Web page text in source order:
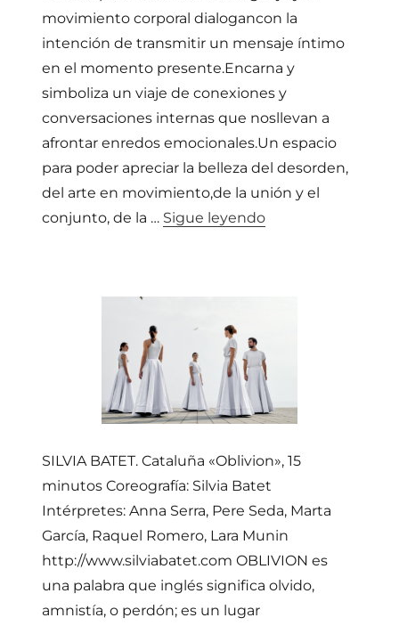
movimiento corporal dialogancon la
intención de transmitir un mensaje íntimo
en el momento presente.Encarna y
simboliza un viaje de conexiones y
conversaciones internas que nosllevan a
afrontar enredos emocionales.Un espacio
para poder apreciar la belleza del desorden,
del arte en movimiento,de la unión y el
conjunto, de la … Sigue leyendo
SILVIA BATET. Cataluña «Oblivion», 15
minutos Coreografía: Silvia Batet
Intérpretes: Anna Serra, Pere Seda, Marta
García, Raquel Romero, Lara Munin
http://www.silviabatet.com OBLIVION es
una palabra que inglés significa olvido,
amnistía, o perdón; es un lugar